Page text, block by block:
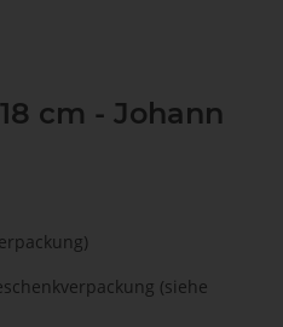
cm - Johann
(siehe